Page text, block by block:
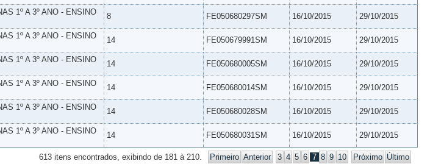
1º A 3º ANO - ENSINO
8 FE050680297SM 16/10/2015 29/10/2015
1º A 3º ANO - ENSINO
14 FE050679991SM 16/10/2015 29/10/2015
1º A 3º ANO - ENSINO
14 FE050680005SM 16/10/2015 29/10/2015
1º A 3º ANO - ENSINO
14 FE050680014SM 16/10/2015 29/10/2015
1º A 3º ANO - ENSINO
14 FE050680028SM 16/10/2015 29/10/2015
1º A 3º ANO - ENSINO
14 FE050680031SM 16/10/2015 29/10/2015
613 itens encontrados, exibindo de 181 à 210. Primeiro Anterior 3 4 5 6 7 8 9 10 Próximo Último